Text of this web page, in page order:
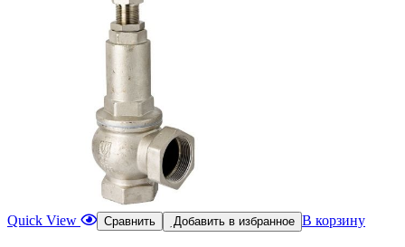
Quick View Сравнить Добавить в избранное В корзину